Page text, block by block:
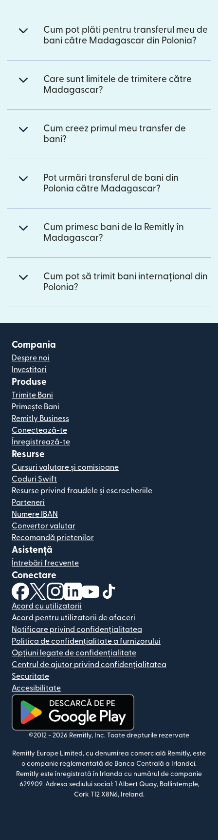
Cum pot plăti pentru transferul meu de
bani către Madagascar din Polonia?
Care sunt limitele de trimitere către
Madagascar?
Cum creez primul meu transfer de
bani?
Pot urmări transferul de bani din
Polonia către Madagascar?
Cum primesc bani de la Remitly în
Madagascar?
Cum pot să trimit bani internațional din
Polonia?
Compania
Despre noi
Investitori
Produse
Trimite Bani
Primește Bani
Remitly Business
Conectează-te
Înregistrează-te
Resurse
Cursuri valutare și comisioane
Coduri Swift
Resurse privind fraudele și escrocheriile
Parteneri
Numere IBAN
Convertor valutar
Recomandă prietenilor
Asistență
Întrebări frecvente
Conectare
(se deschide într-o fereastră nouă)
(se deschide într-o fereastră nouă)
(se deschide într-o fereastră nouă)
(se deschide într-o fereastră nouă)
(se deschide într-o fereastră
Acord cu utilizatorii
Acord pentru utilizatorii de afaceri
Notificare privind confidențialitatea
Politica de confidențialitate a furnizorului
Opțiuni legate de confidențialitate
Centrul de ajutor privind confidențialitatea
Securitate
Accesibilitate
(se deschide într-o fereastră nouă)
©2012 - 2026 Remitly, Inc. Toate drepturile rezervate
Remitly Europe Limited, cu denumirea comercială Remitly, este
o companie reglementată de Banca Centrală a Irlandei.
Remitly este înregistrată în Irlanda cu numărul de companie
629909. Adresa sediului social: 1 Albert Quay, Ballintemple,
Cork T12 X8N6, Ireland.